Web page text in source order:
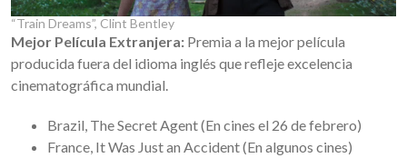
“Train Dreams”, Clint Bentley
Mejor Película Extranjera: Premia a la mejor película
producida fuera del idioma inglés que refleje excelencia
cinematográfica mundial.
Brazil, The Secret Agent (En cines el 26 de febrero)
France, It Was Just an Accident (En algunos cines)